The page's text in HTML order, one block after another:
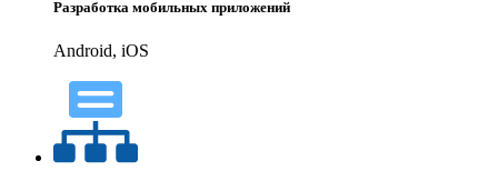
Разработка мобильных приложений
Android, iOS